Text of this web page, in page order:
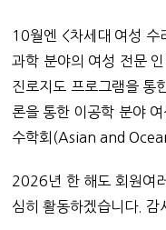
10월엔 <차세대 여성 수
과학 분야의 여성 전문
진로지도 프로그램을 통
론을 통한 이공학 분야
수학회(Asian and
2026년 한 해도 회원여
심히 활동하겠습니다. 감